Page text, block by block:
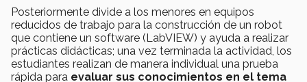
Posteriormente divide a los menores en equipos
reducidos de trabajo para la construcción de un robot
que contiene un software (LabVIEW) y ayuda a realizar
prácticas didácticas; una vez terminada la actividad, los
estudiantes realizan de manera individual una prueba
rápida para evaluar sus conocimientos en el tema